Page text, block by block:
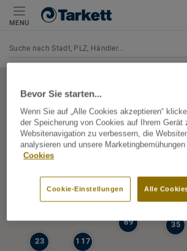
MENU
77
117
39
69 35
23
Bevor Sie starten...
Wenn Sie auf „Alle Cookies akzeptieren“
der Speicherung von Cookies auf Ihrem Gerät
Websitenavigation zu verbessern, die
analysieren und unsere
Cookies
Alle
Cookie-Einstellungen